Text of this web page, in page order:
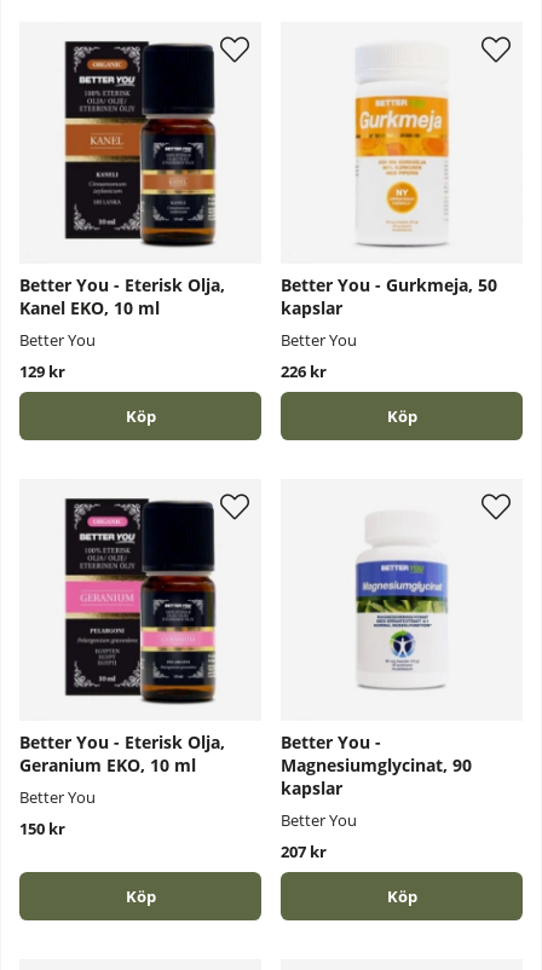
Better You - Eterisk Olja,
Kanel EKO, 10 ml
Better You
129 kr
Köp
Better You - Gurkmeja, 50
kapslar
Better You
226 kr
Köp
Better You - Eterisk Olja,
Geranium EKO, 10 ml
Better You
150 kr
Köp
Better You -
Magnesiumglycinat, 90
kapslar
Better You
207 kr
Köp